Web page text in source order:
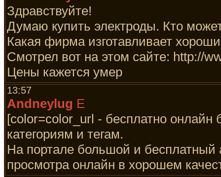
Здравствуйте!
Думаю купить электроды. Кто
Какая фирма изготавливает
Смотрел вот на этом сайте: http://
Цены кажется умер
13:57
Andneylug E
[color=color_url - бесплатно онлайн
категориям и тегам.
На портале большой и
просмотра онлайн в хорошем